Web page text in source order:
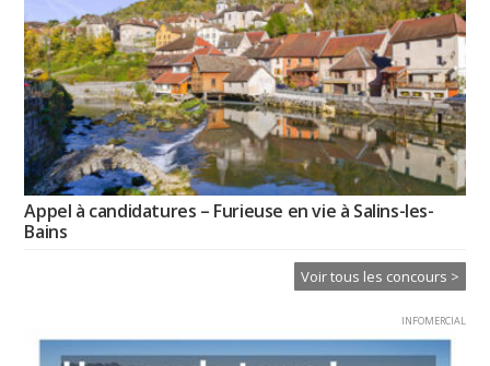
Appel à candidatures – Furieuse en vie à Salins-les-
Bains
Voir tous les concours >
INFOMERCIAL